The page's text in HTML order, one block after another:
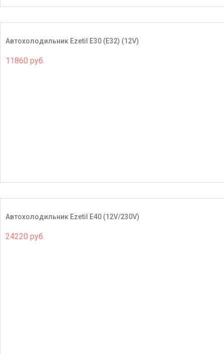
Автохолодильник Ezetil E30 (E32) (12V)
11860 руб.
Автохолодильник Ezetil E40 (12V/230V)
24220 руб.